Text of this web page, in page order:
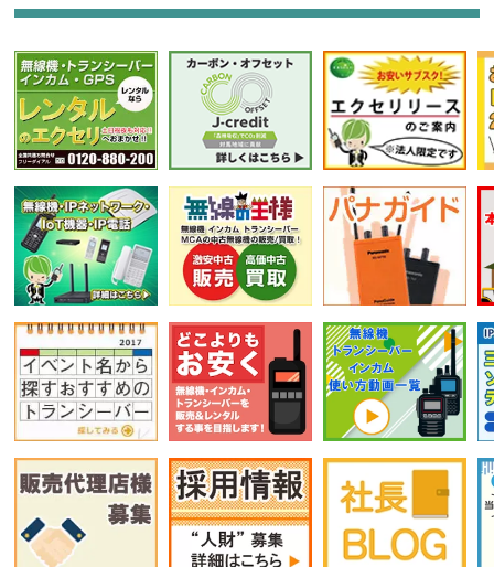
選択条件をリセット